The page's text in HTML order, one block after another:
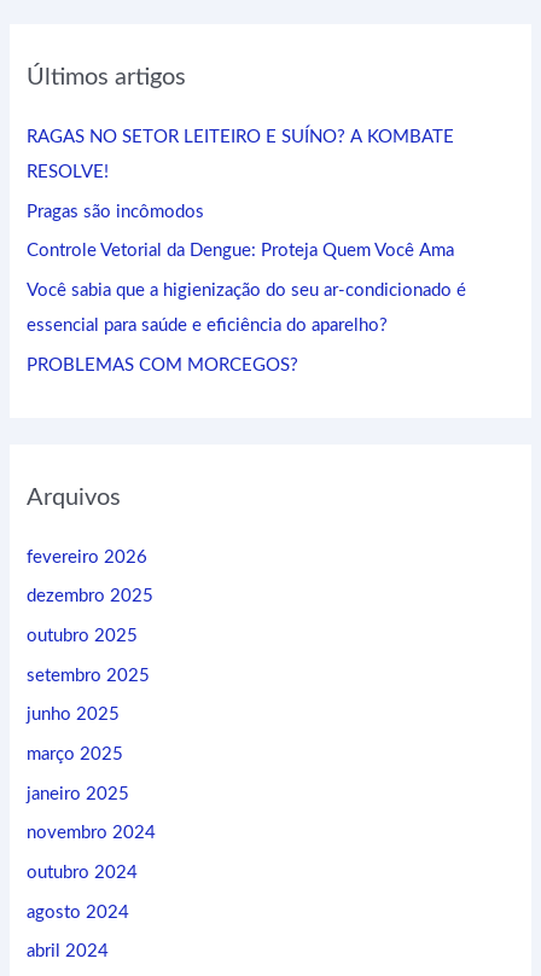
u
r
p
o
r
:
Últimos artigos
RAGAS NO SETOR LEITEIRO E SUÍNO? A KOMBATE
RESOLVE!
Pragas são incômodos
Controle Vetorial da Dengue: Proteja Quem Você Ama
Você sabia que a higienização do seu ar-condicionado é
essencial para saúde e eficiência do aparelho?
PROBLEMAS COM MORCEGOS?
Arquivos
fevereiro 2026
dezembro 2025
outubro 2025
setembro 2025
junho 2025
março 2025
janeiro 2025
novembro 2024
outubro 2024
agosto 2024
abril 2024